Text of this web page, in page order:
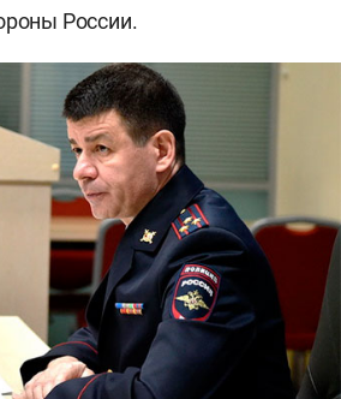
России.